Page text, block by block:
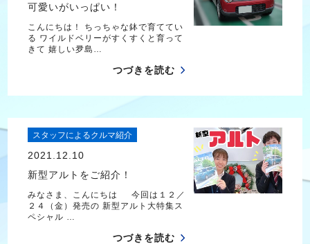
可愛いがいっぱい！
こんにちは！ ちっちゃな鉢で育ててい
る ワイルドベリーがすくすくと育って
きて 嬉しい夛島…
つづきを読む
スタッフによるクルマ紹介
2021.12.10
新型アルトをご紹介！
みなさま、こんにちは 今回は１２／
２４（金）発売の 新型アルト大特集ス
ペシャル …
つづきを読む